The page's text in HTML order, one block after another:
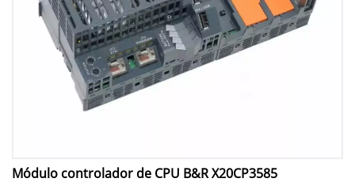
Módulo controlador de CPU B&R X20CP3585